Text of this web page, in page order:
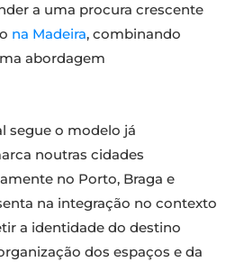
a uma procura crescente
na Madeira, combinando
abordagem
segue o modelo já
noutras cidades
no Porto, Braga e
na integração no contexto
a identidade do destino
dos espaços e da